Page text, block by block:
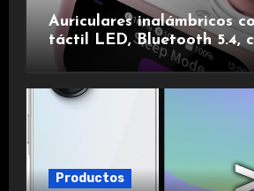
Auriculares inalámbricos
táctil LED, Bluetooth 5.4,
de ruido, impermeables y
duración.
Productos